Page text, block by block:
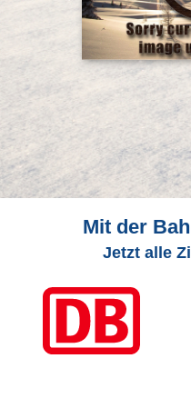
Mit der
Jetzt alle